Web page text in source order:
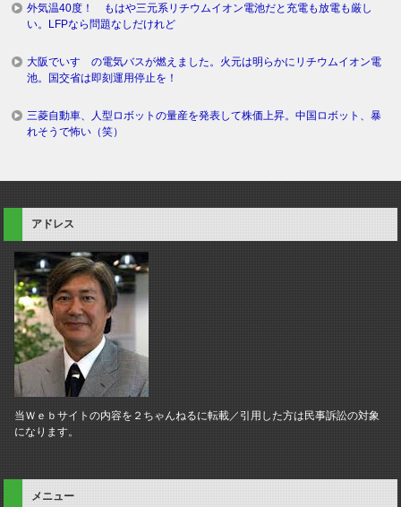
外気温40度！ もはや三元系リチウムイオン電池だと充電も放電も厳し
い。LFPなら問題なしだけれど
大阪でいすゞの電気バスが燃えました。火元は明らかにリチウムイオン電
池。国交省は即刻運用停止を！
三菱自動車、人型ロボットの量産を発表して株価上昇。中国ロボット、暴
れそうで怖い（笑）
アドレス
当Ｗｅｂサイトの内容を２ちゃんねるに転載／引用した方は民事訴訟の対象
になります。
メニュー